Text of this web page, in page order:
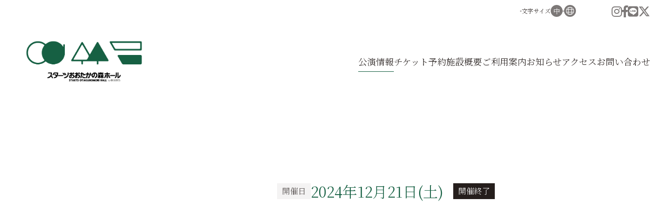
公演情報チケット予約施設概要ご利用案内お知らせアクセスお問い合わせ
文字サイズ
開催日 2024年12月21日(土) 開催終了